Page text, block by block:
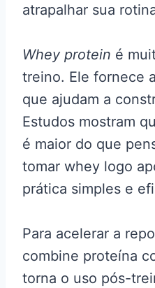
atrapalhar sua
Whey protein é
treino. Ele fornece
que ajudam a
Estudos mostram
é maior do que
tomar whey logo
prática simples e
Para acelerar a
combine proteína
torna o uso pós-